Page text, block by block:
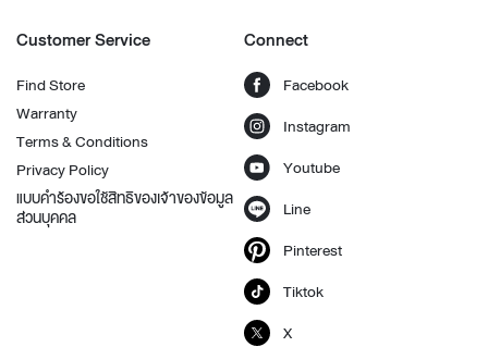
Customer Service
Find Store
Warranty
Terms & Conditions
Privacy Policy
แบบคำร้องขอใช้สิทธิของเจ้าของข้อมูล
ส่วนบุคคล
Connect
Facebook
Instagram
Youtube
Line
Pinterest
Tiktok
X